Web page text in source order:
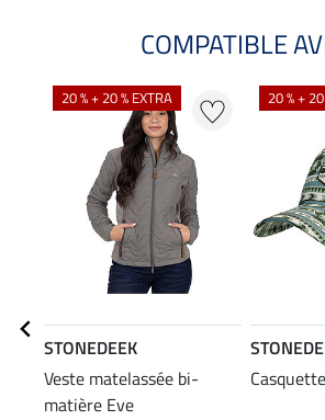
COMPATIBLE
20 % + 20 % EXTRA
STONEDEEK
Veste matelassée bi-
matière Eve
20 % +